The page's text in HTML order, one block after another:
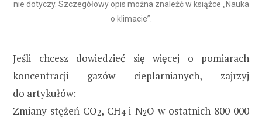
nie dotyczy. Szczegółowy opis można znaleźć w książce „Nauka
o klimacie”.
Jeśli chcesz dowiedzieć się więcej o pomiarach
koncentracji gazów cieplarnianych, zajrzyj
do artykułów:
Zmiany stężeń CO2, CH4i N2O w ostatnich 800 000